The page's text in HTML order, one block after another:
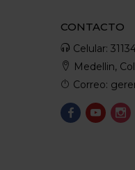
CONTACTO
Celular:
Medellin,
Correo: